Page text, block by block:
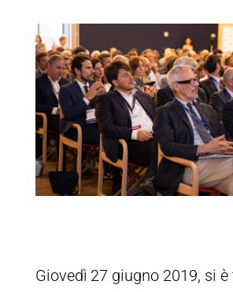
Giovedì 27 giugno 2019, si